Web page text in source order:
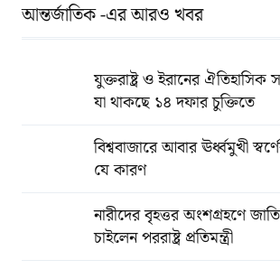
আন্তর্জাতিক -এর আরও খবর
যুক্তরাষ্ট্র ও ইরানের
যা থাকছে ১৪ দফার চুক্তিতে
বিশ্ববাজারে আবার ঊর্ধ্বমুখী
যে কারণ
নারীদের বৃহত্তর অংশগ্রহণে
চাইলেন পররাষ্ট্র প্রতিমন্ত্রী